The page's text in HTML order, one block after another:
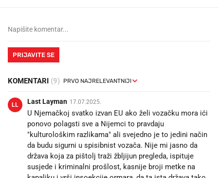
PRIJAVITE SE
KOMENTARI (9)
LL Last Layman 17.07.2025.
U Njemačkoj svatko izvan EU ako želi vozačku mora ići
ponovo polagsti sve a Nijemci to pravdaju
"kulturološkim razlikama" ali svejedno je to jedini način
da budu sigurni u spisibnist vozača. Nije mi jasno da
država koja za pištolj traži žbljijun pregleda, ispituje
susjede i kriminalni prošlost, kasnije broji metke na